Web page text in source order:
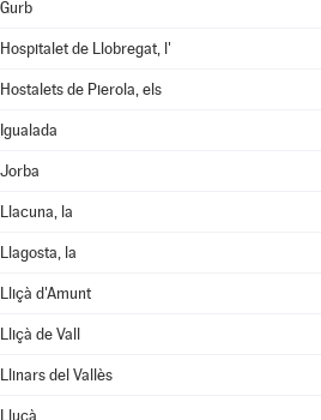
Gurb
Hospitalet de Llobregat, l'
Hostalets de Pierola, els
Igualada
Jorba
Llacuna, la
Llagosta, la
Lliçà d'Amunt
Lliçà de Vall
Llinars del Vallès
Lluçà